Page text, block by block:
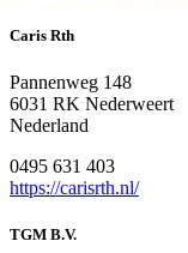
Caris Rth
Pannenweg 148
6031 RK Nederweert
Nederland
0495 631 403
https://carisrth.nl/
TGM B.V.